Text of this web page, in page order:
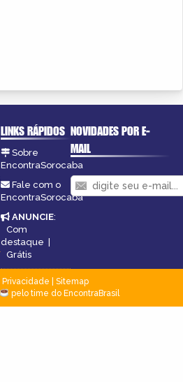
LINKS RÁPIDOS
Sobre
EncontraSorocaba
Fale com o
EncontraSorocaba
ANUNCIE:
Com
destaque |
Grátis
NOVIDADES POR E-
MAIL
Privacidade
Sitemap
pelo time do EncontraBrasil